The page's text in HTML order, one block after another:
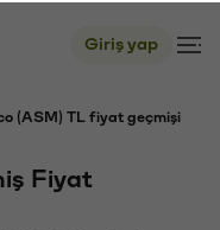
Giriş yap
(ASM) TL fiyat geçmişi
Fiyat